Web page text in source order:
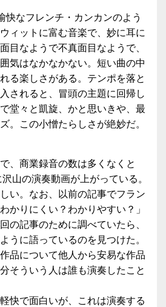
快なフレンチ・カンカンのよう
ィットに富む音楽で、妙に耳に
目なようで不真面目なようで、
気はなかなかない。短い曲の中
る楽しさがある。テンポを落と
されると、冒頭の主題に回帰し
堂々と凱旋、かと思いきや、最
。この小憎たらしさが絶妙だ。
、商業録音の数は多くなくと
山の演奏動画が上がっている。
い。なお、以前の記事でフラン
かりにくい？わかりやすい？」
の記事のために調べていたら、
うに語っているのを見つけた。
品について他人から安易な作品
そういう人は誰も演奏したこと
快で面白いが、これは演奏する